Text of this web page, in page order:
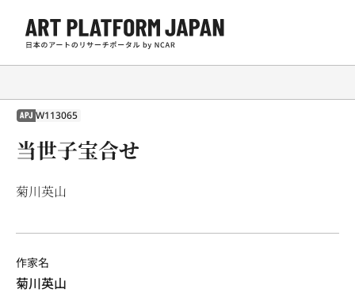
APJ W113065
当世子宝合せ
菊川英山
作家名
菊川英山